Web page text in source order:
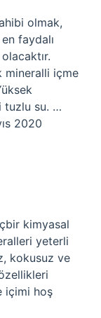
olmak,
faydalı
mineralli içme
tuzlu su. …
2020
kimyasal
yeterli
kokusuz ve
içimi hoş